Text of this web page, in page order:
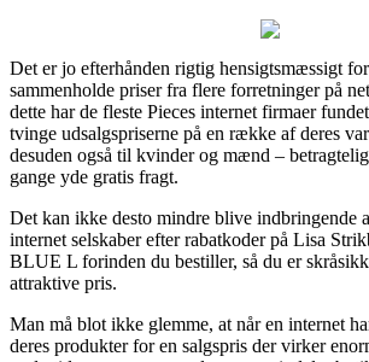
Det er jo efterhånden rigtig hensigtsmæssigt
sammenholde priser fra flere forretninger på
dette har de fleste Pieces internet firmaer
tvinge udsalgspriserne på en række af deres
desuden også til kvinder og mænd –
gange yde gratis fragt.
Det kan ikke desto mindre blive indbringende
internet selskaber efter rabatkoder på Lisa
BLUE L forinden du bestiller, så du er
attraktive pris.
Man må blot ikke glemme, at når en internet
deres produkter for en salgspris der virker